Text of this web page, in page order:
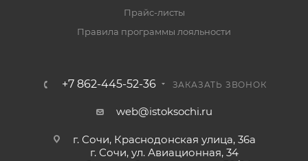
Прайс-листы
Правила программы лояльности
+7 862-445-52-36 ЗАКАЗАТЬ ЗВОНОК
web@istoksochi.ru
г. Сочи, Краснодонская улица, 36а
г. Сочи, ул. Авиационная, 34